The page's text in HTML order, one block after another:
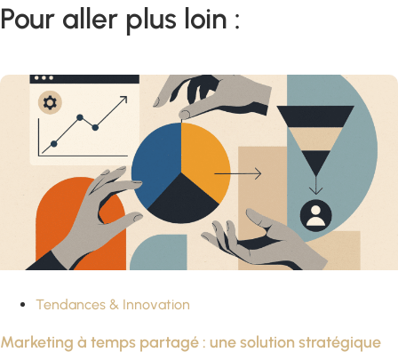
Pour aller plus loin :
Tendances & Innovation
Marketing à temps partagé : une solution stratégique